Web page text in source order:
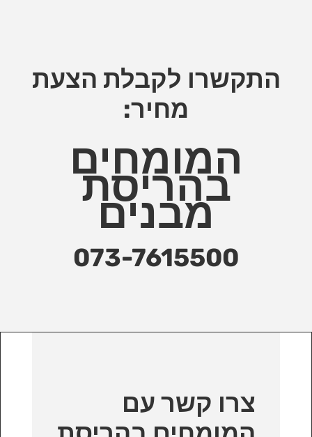
התקשרו לקבלת הצעת
מחיר:
המומחים
בהריסת
מבנים
073-7615500
צרו קשר עם